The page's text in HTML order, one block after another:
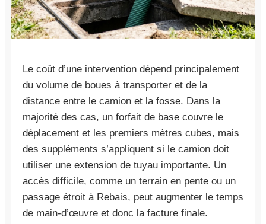
Le coût d’une intervention dépend principalement
du volume de boues à transporter et de la
distance entre le camion et la fosse. Dans la
majorité des cas, un forfait de base couvre le
déplacement et les premiers mètres cubes, mais
des suppléments s’appliquent si le camion doit
utiliser une extension de tuyau importante. Un
accès difficile, comme un terrain en pente ou un
passage étroit à Rebais, peut augmenter le temps
de main-d’œuvre et donc la facture finale.